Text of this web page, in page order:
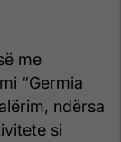
me
“Germia
ndërsa
si